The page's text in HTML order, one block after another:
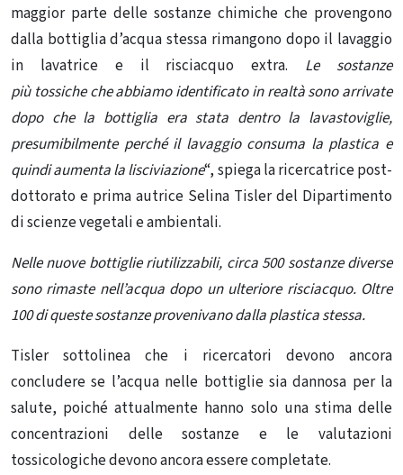
maggior parte delle sostanze chimiche che provengono
dalla bottiglia d’acqua stessa rimangono dopo il lavaggio
in lavatrice e il risciacquo extra. Le sostanze
più tossicheche abbiamo identificato in realtà sono arrivate
dopo che la bottiglia era stata dentro la lavastoviglie,
presumibilmente perché il lavaggio consuma la plastica e
quindi aumenta la lisciviazione“, spiega la ricercatrice post-
dottorato e prima autrice Selina Tisler del Dipartimento
di scienze vegetali e ambientali.
Nelle nuove bottiglie riutilizzabili, circa 500 sostanze diverse
sono rimaste nell’acqua dopo un ulteriore risciacquo. Oltre
100 di queste sostanze provenivano dalla plastica stessa.
Tisler sottolinea che i ricercatori devono ancora
concludere se l’acqua nelle bottiglie sia dannosa per la
salute, poiché attualmente hanno solo una stima delle
concentrazioni delle sostanze e le valutazioni
tossicologiche devono ancora essere completate.